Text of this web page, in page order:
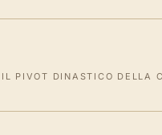
IL PIVOT DINASTICO DELLA